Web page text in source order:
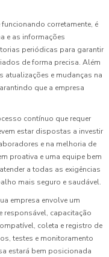
corretamente, é
e as informações
periódicas para garantir
de forma precisa. Além
atualizações e mudanças na
que a empresa
contínuo que requer
estar dispostas a investir
e na melhoria de
proativa e uma equipe bem
a todas as exigências
mais seguro e saudável.
empresa envolve um
responsável, capacitação
coleta e registro de
testes e monitoramento
estará bem posicionada